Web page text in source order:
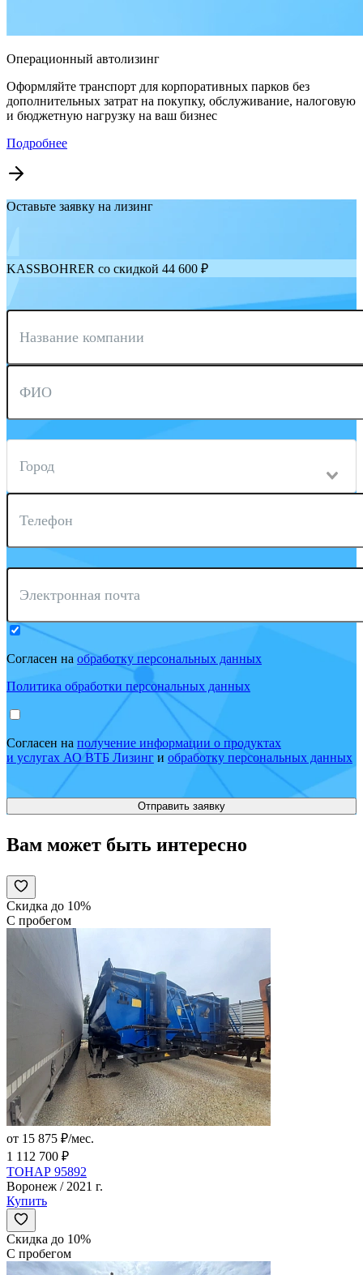
Операционный автолизинг
Оформляйте транспорт для корпоративных парков без
дополнительных затрат на покупку, обслуживание, налоговую
и бюджетную нагрузку на ваш бизнес
Подробнее
Оставьте заявку на лизинг
KASSBOHRER со скидкой 44 600 ₽
Название компании
ФИО
Город
Телефон
Электронная почта
Согласен на обработку персональных данных
Политика обработки персональных данных
Согласен на получение информации о продуктах
и услугах АО ВТБ Лизинг и обработку персональных данных
Вам может быть интересно
Скидка до 10%
С пробегом
от 15 875 ₽/мес.
1 112 700 ₽
ТОНАР 95892
Воронеж / 2021 г.
Купить
Скидка до 10%
С пробегом